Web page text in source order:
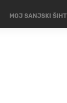
MOJ SANJSKI ŠIHT